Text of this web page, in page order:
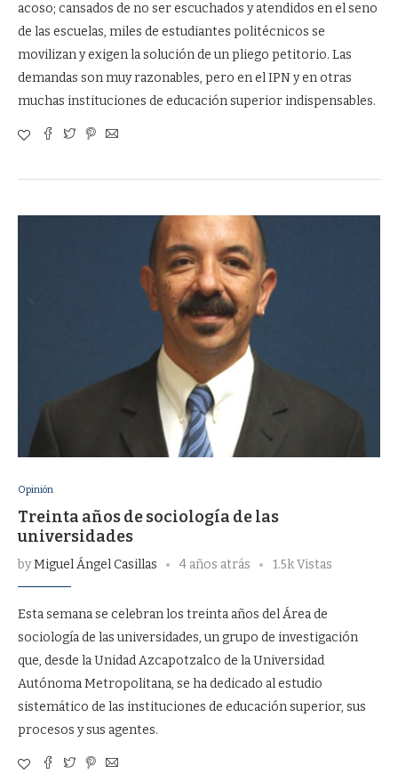
acoso; cansados de no ser escuchados y atendidos en el seno
de las escuelas, miles de estudiantes politécnicos se
movilizan y exigen la solución de un pliego petitorio. Las
demandas son muy razonables, pero en el IPN y en otras
muchas instituciones de educación superior indispensables.
Opinión
Treinta años de sociología de las
universidades
byMiguel Ángel Casillas 4 años atrás 1.5k Vistas
Esta semana se celebran los treinta años del Área de
sociología de las universidades, un grupo de investigación
que, desde la Unidad Azcapotzalco de la Universidad
Autónoma Metropolitana, se ha dedicado al estudio
sistemático de las instituciones de educación superior, sus
procesos y sus agentes.